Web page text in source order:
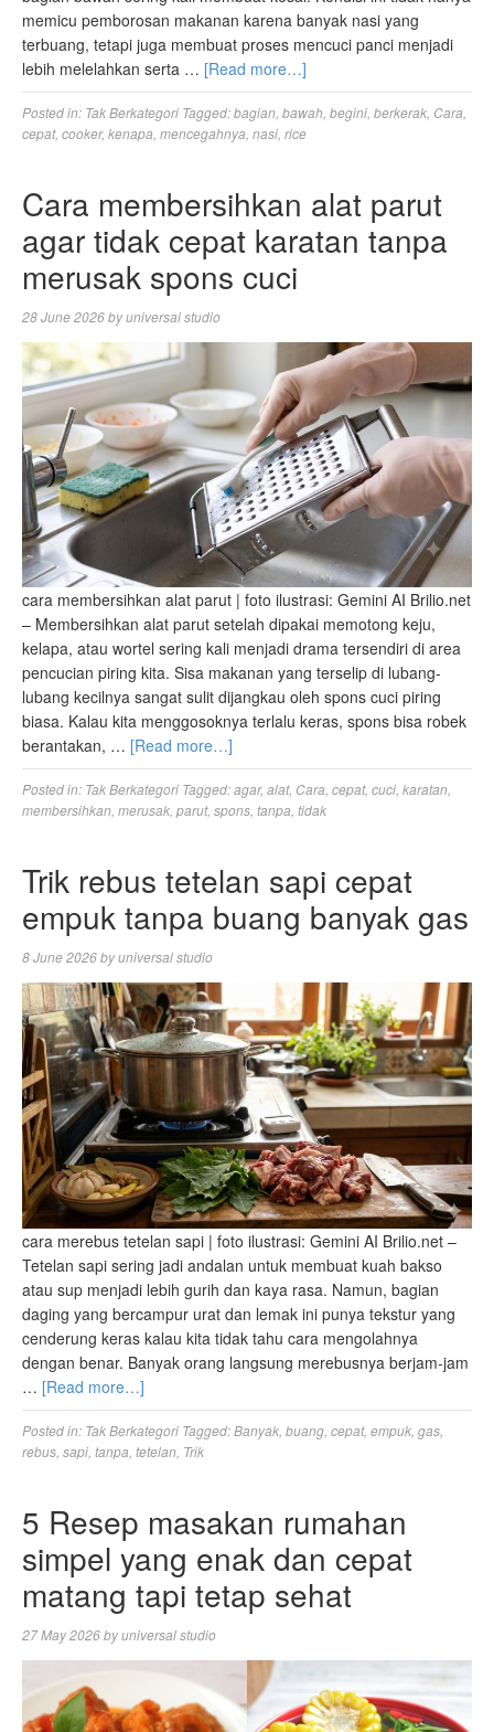
memicu pemborosan makanan karena banyak nasi yang
terbuang, tetapi juga membuat proses mencuci panci menjadi
lebih melelahkan serta … [Read more…]
Posted in: Tak Berkategori Tagged:bagian bawah begini berkerak Cara
cepat, cooker, kenapa mencegahnya nasi rice
Cara membersihkan alat parut
agar tidak cepat karatan tanpa
merusak spons cuci
28 June 2026byuniversal studio
cara membersihkan alat parut | foto ilustrasi: Gemini AI Brilio.net
– Membersihkan alat parut setelah dipakai memotong keju,
kelapa, atau wortel sering kali menjadi drama tersendiri di area
pencucian piring kita. Sisa makanan yang terselip di lubang-
lubang kecilnya sangat sulit dijangkau oleh spons cuci piring
biasa. Kalau kita menggosoknya terlalu keras, spons bisa robek
berantakan, … [Read more…]
Posted in: Tak Berkategori Tagged:agar, alat, Cara, cepat, cuci, karatan,
membersihkan, merusak, parut, spons, tanpa, tidak
Trik rebus tetelan sapi cepat
empuk tanpa buang banyak gas
8 June 2026byuniversal studio
cara merebus tetelan sapi | foto ilustrasi: Gemini AI Brilio.net –
Tetelan sapi sering jadi andalan untuk membuat kuah bakso
atau sup menjadi lebih gurih dan kaya rasa. Namun, bagian
daging yang bercampur urat dan lemak ini punya tekstur yang
cenderung keras kalau kita tidak tahu cara mengolahnya
dengan benar. Banyak orang langsung merebusnya berjam-jam
… [Read more…]
Posted in: Tak Berkategori Tagged:Banyak buang cepat, empuk gas
rebus sapi tanpa tetelan Trik
5 Resep masakan rumahan
simpel yang enak dan cepat
matang tapi tetap sehat
27 May 2026byuniversal studio